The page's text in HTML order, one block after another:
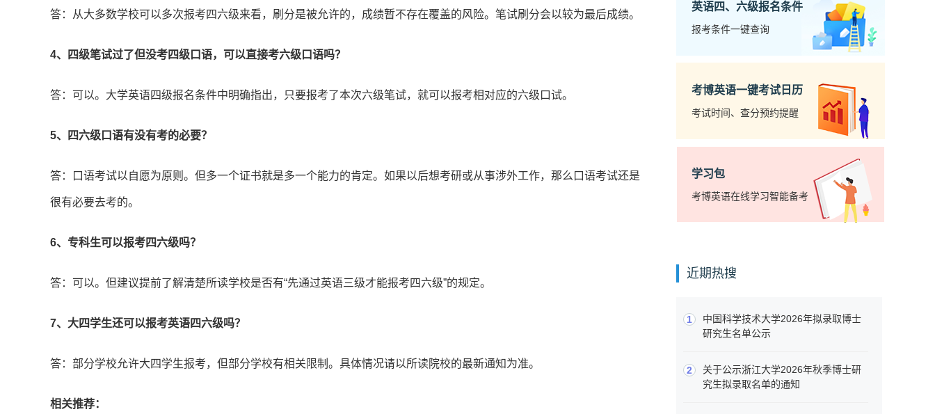
答：从大多数学校可以多次报考四六级来看，刷分是被允许的，成绩暂不存在覆盖的风险。笔试刷分会以较为最后成绩。
4、四级笔试过了但没考四级口语，可以直接考六级口语吗？
答：可以。大学英语四级报名条件中明确指出，只要报考了本次六级笔试，就可以报考相对应的六级口试。
5、四六级口语有没有考的必要？
答：口语考试以自愿为原则。但多一个证书就是多一个能力的肯定。如果以后想考研或从事涉外工作，那么口语考试还是
很有必要去考的。
6、专科生可以报考四六级吗？
答：可以。但建议提前了解清楚所读学校是否有“先通过英语三级才能报考四六级”的规定。
7、大四学生还可以报考英语四六级吗？
答：部分学校允许大四学生报考，但部分学校有相关限制。具体情况请以所读院校的最新通知为准。
相关推荐：
英语四、六级报名条件
报考条件一键查询
考博英语一键考试日历
考试时间、查分预约提醒
学习包
考博英语在线学习智能备考
近期热搜
1
中国科学技术大学2026年拟录取博士
研究生名单公示
2
关于公示浙江大学2026年秋季博士研
究生拟录取名单的通知